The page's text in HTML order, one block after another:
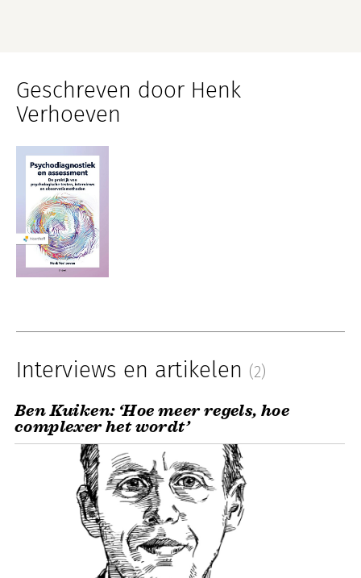
Geschreven door Henk
Verhoeven
Interviews en artikelen (2)
Ben Kuiken: ‘Hoe meer regels, hoe
complexer het wordt’